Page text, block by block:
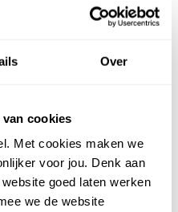
Over
cookies
Met cookies maken we
voor jou. Denk aan
goed laten werken
we de website